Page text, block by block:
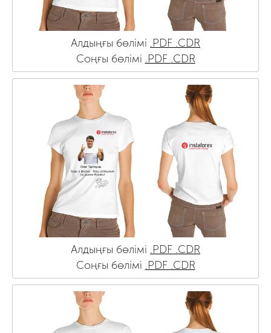
Алдыңғы бөлімі .PDF .CDR
Соңғы бөлімі .PDF .CDR
Алдыңғы бөлімі .PDF .CDR
Соңғы бөлімі .PDF .CDR